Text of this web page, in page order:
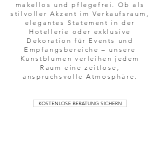
makellos und pflegefrei. Ob als
stilvoller Akzent im Verkaufsraum,
elegantes Statement in der
Hotellerie oder exklusive
Dekoration für Events und
Empfangsbereiche – unsere
Kunstblumen verleihen jedem
Raum eine zeitlose,
anspruchsvolle Atmosphäre.
KOSTENLOSE BERATUNG SICHERN